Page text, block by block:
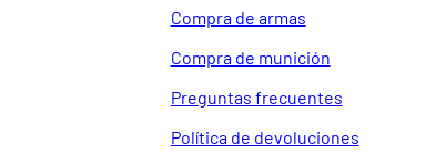
Compra de armas
Compra de munición
Preguntas frecuentes
Política de devoluciones